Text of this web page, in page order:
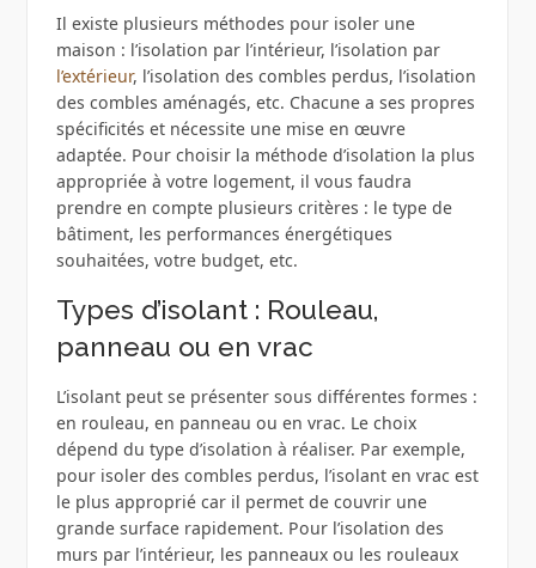
Il existe plusieurs méthodes pour isoler une
maison : l’isolation par l’intérieur, l’isolation par
l’extérieur, l’isolation des combles perdus, l’isolation
des combles aménagés, etc. Chacune a ses propres
spécificités et nécessite une mise en œuvre
adaptée. Pour choisir la méthode d’isolation la plus
appropriée à votre logement, il vous faudra
prendre en compte plusieurs critères : le type de
bâtiment, les performances énergétiques
souhaitées, votre budget, etc.
Types d’isolant : Rouleau,
panneau ou en vrac
L’isolant peut se présenter sous différentes formes :
en rouleau, en panneau ou en vrac. Le choix
dépend du type d’isolation à réaliser. Par exemple,
pour isoler des combles perdus, l’isolant en vrac est
le plus approprié car il permet de couvrir une
grande surface rapidement. Pour l’isolation des
murs par l’intérieur, les panneaux ou les rouleaux